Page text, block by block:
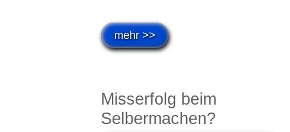
mehr >>
Miss­er­folg beim
Selber­machen?